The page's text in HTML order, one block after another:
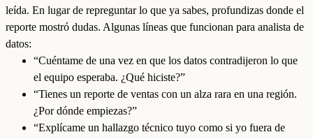
leída. En lugar de repreguntar lo que ya sabes, profundizas donde el
reporte mostró dudas. Algunas líneas que funcionan para analista de
datos:
“Cuéntame de una vez en que los datos contradijeron lo que
el equipo esperaba. ¿Qué hiciste?”
“Tienes un reporte de ventas con un alza rara en una región.
¿Por dónde empiezas?”
“Explícame un hallazgo técnico tuyo como si yo fuera de